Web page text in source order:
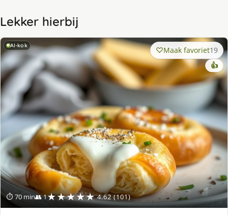
Lekker hierbij
AI-kok
⏱ 70 min👥 1★★★★★ 4.62 (101)
Maak favoriet19
👍